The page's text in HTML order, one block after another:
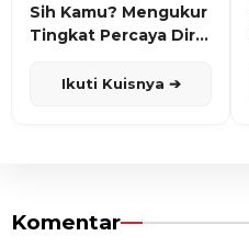
Sih Kamu? Mengukur
Tingkat Percaya Diri
Ikuti Kuisnya ➔
Komentar